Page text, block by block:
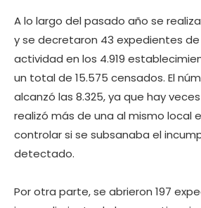
A lo largo del pasado año se
y se decretaron 43 expedientes
actividad en los 4.919
un total de 15.575 censados. El
alcanzó las 8.325, ya que hay
realizó más de una al mismo local
controlar si se subsanaba el
detectado.
Por otra parte, se abrieron 197